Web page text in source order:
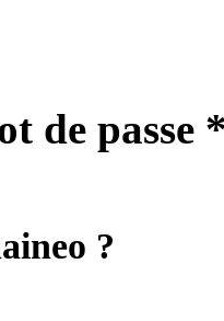
de passe
?